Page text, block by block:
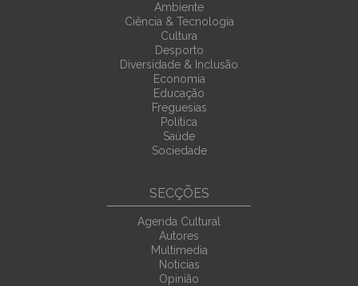
Ambiente
Ciência & Tecnologia
Cultura
Desporto
Diversidade & Inclusão
Economia
Educação
Freguesias
Política
Saúde
Sociedade
SECÇÕES
Agenda Cultural
Autores
Multimedia
Noticias
Opinião